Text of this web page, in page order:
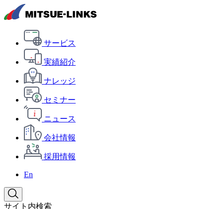
サービス
実績紹介
ナレッジ
セミナー
ニュース
会社情報
採用情報
En
サイト内検索